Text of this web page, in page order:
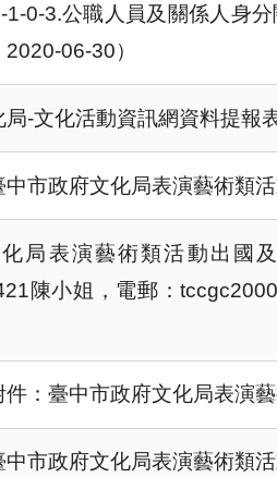
1-0-3.公職人員及關係人身
06-30）
-文化活動資訊網資料提報
中市政府文化局表演藝術類
局表演藝術類活動出國
陳小姐，電郵：
件：臺中市政府文化局表演
中市政府文化局表演藝術類